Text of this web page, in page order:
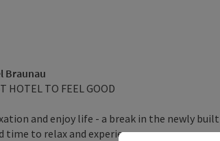
Braunau
HOTEL TO FEEL GOOD
and enjoy life - a break in the newly
time to relax and experience.